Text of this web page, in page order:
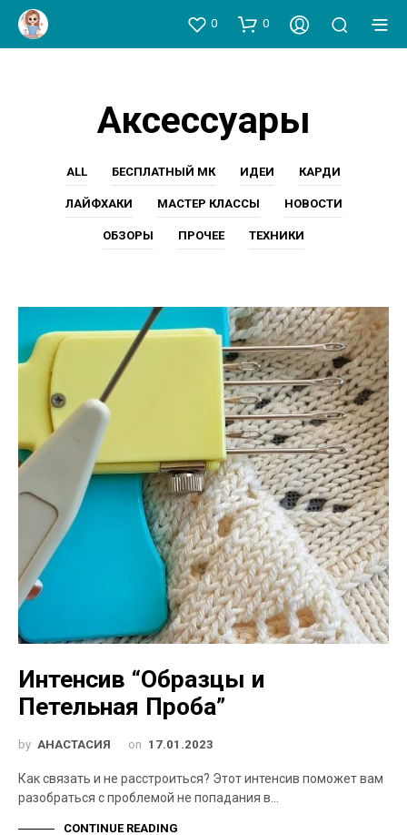
0 0
Аксессуары
ALL БЕСПЛАТНЫЙ МК ИДЕИ КАРДИ
ЛАЙФХАКИ МАСТЕР КЛАССЫ НОВОСТИ
ОБЗОРЫ ПРОЧЕЕ ТЕХНИКИ
Интенсив “Образцы и
Петельная Проба”
by АНАСТАСИЯ on 17.01.2023
Как связать и не расстроиться? Этот интенсив поможет вам
разобраться с проблемой не попадания в…
CONTINUE READING